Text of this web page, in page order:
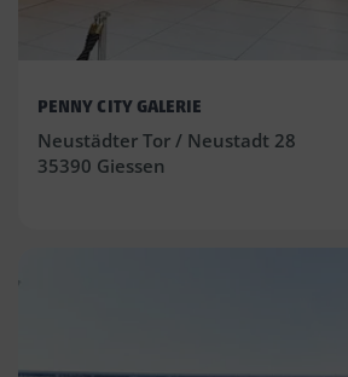
PENNY CITY GALERIE
Neustädter Tor / Neustadt 28
35390 Giessen